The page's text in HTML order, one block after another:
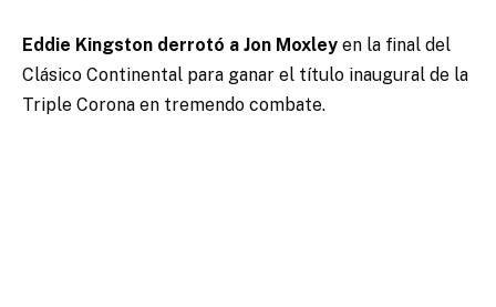
Eddie Kingston derrotó a Jon Moxley en la final del
Clásico Continental para ganar el título inaugural de la
Triple Corona en tremendo combate.